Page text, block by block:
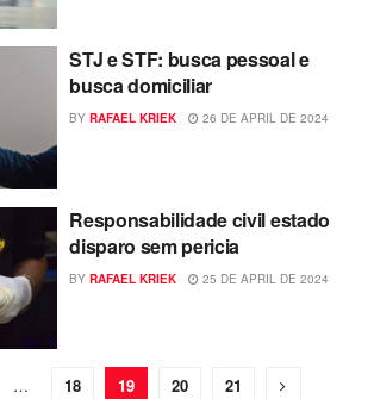
STJ e STF: busca pessoal e
busca domiciliar
BY RAFAEL KRIEK 26 DE APRIL DE 2024
Responsabilidade civil estado
disparo sem pericia
BY RAFAEL KRIEK 25 DE APRIL DE 2024
… 18 19 20 21